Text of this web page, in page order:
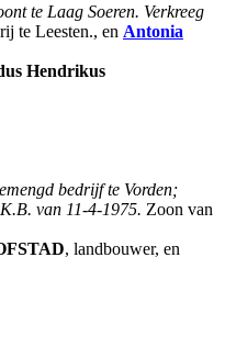
te Laag Soeren. Verkreeg
te Leesten., en Antonia
Hendrikus
bedrijf te Vorden;
van 11-4-1975. Zoon van
, landbouwer, en